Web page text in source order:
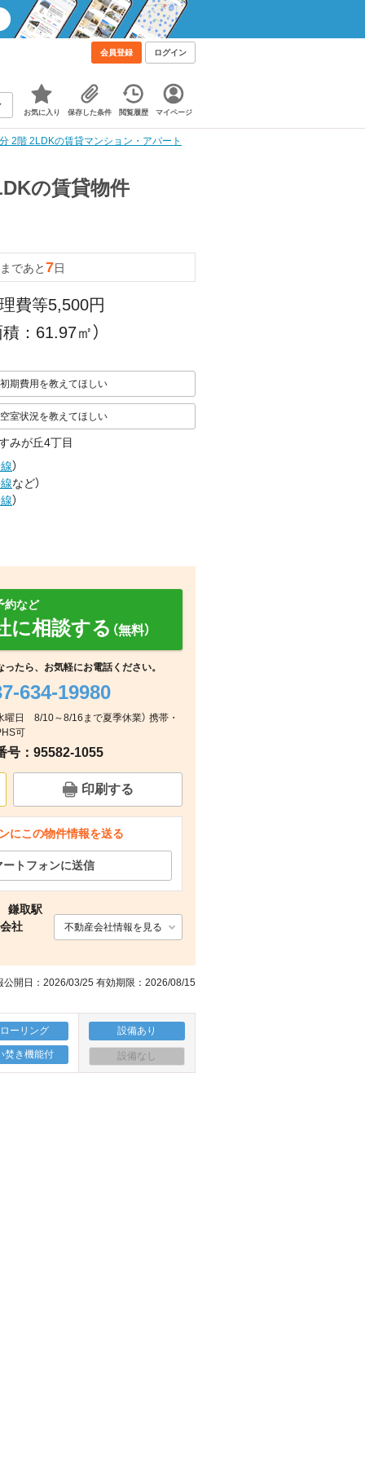
会員登録 ログイン
お気に入り 保存した条件 閲覧履歴 マイページ
2階 2LDKの賃貸マンション・アパート
の賃貸物件
玄関 その他
の他 その他
であと7日
費等5,500円
積：61.97㎡）
初期費用を教えてほしい
空室状況を教えてほしい
みが丘4丁目
）
など）
）
約など
に相談する （無料）
たら、お気軽にお電話ください。
634-19980
曜日 8/10～8/16まで夏季休業） 携帯・
可
号：95582-1055
印刷する
にこの物件情報を送る
トフォンに送信
鎌取駅
会社
不動産会社情報を見る
公開日：2026/03/25 有効期限：2026/08/15
ーリング
焚き機能付
設備あり
設備なし